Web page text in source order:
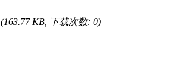
(163.77 KB, 下载次数: 0)